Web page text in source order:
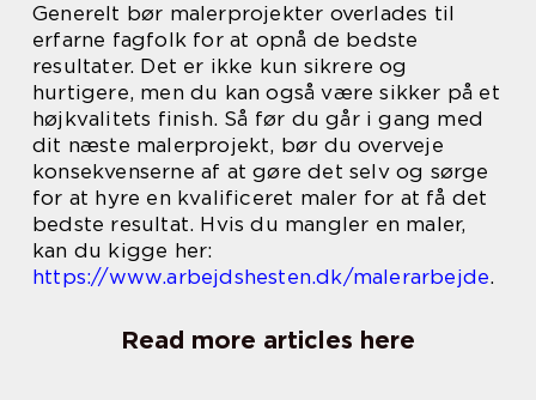
Generelt bør malerprojekter overlades til
erfarne fagfolk for at opnå de bedste
resultater. Det er ikke kun sikrere og
hurtigere, men du kan også være sikker på et
højkvalitets finish. Så før du går i gang med
dit næste malerprojekt, bør du overveje
konsekvenserne af at gøre det selv og sørge
for at hyre en kvalificeret maler for at få det
bedste resultat. Hvis du mangler en maler,
kan du kigge her:
https://www.arbejdshesten.dk/malerarbejde.
Read more articles here